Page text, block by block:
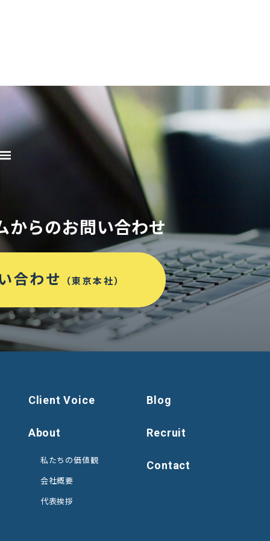
からのお問い合わせ
合わせ （東京本社）
Client Voice
About
私たちの価値観
会社概要
代表挨拶
Blog
Recruit
Contact